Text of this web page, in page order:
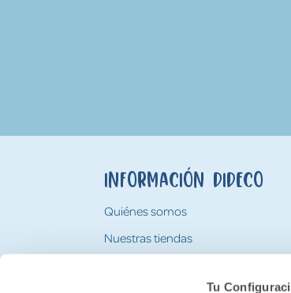
Tu
Información Dideco
Quiénes somos
Nuestras tiendas